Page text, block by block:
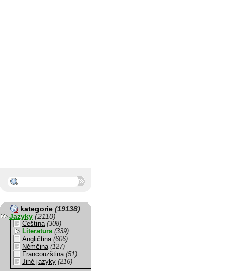
kategorie (19138)
Jazyky (2110)
Čeština (308)
Literatura (339)
Angličtina (606)
Němčina (127)
Francouzština (51)
Jiné jazyky (216)